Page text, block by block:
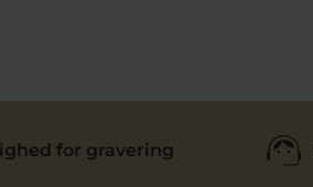
for gravering